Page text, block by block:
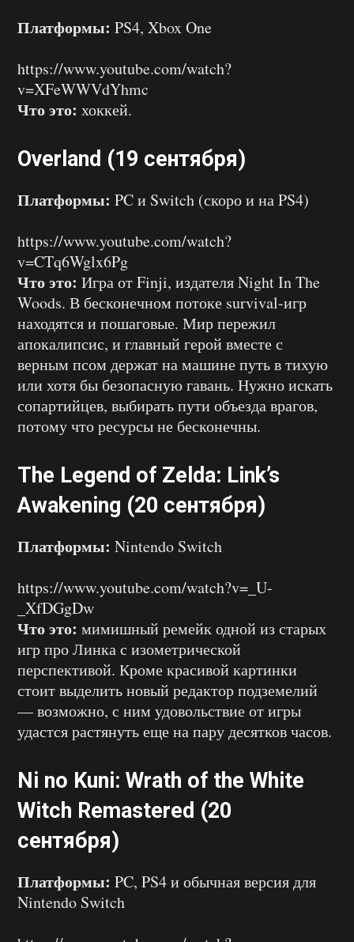
Платформы: PS4, Xbox One
https://www.youtube.com/watch?
v=XFeWWVdYhmc
Что это: хоккей.
Overland (19 сентября)
Платформы: PC и Switch (скоро и на PS4)
https://www.youtube.com/watch?
v=CTq6Wglx6Pg
Что это: Игра от Finji, издателя Night In The
Woods. В бесконечном потоке survival-игр
находятся и пошаговые. Мир пережил
апокалипсис, и главный герой вместе с
верным псом держат на машине путь в тихую
или хотя бы безопасную гавань. Нужно искать
сопартийцев, выбирать пути объезда врагов,
потому что ресурсы не бесконечны.
The Legend of Zelda: Link’s
Awakening (20 сентября)
Платформы: Nintendo Switch
https://www.youtube.com/watch?v=_U-
_XfDGgDw
Что это: мимишный ремейк одной из старых
игр про Линка с изометрической
перспективой. Кроме красивой картинки
стоит выделить новый редактор подземелий
— возможно, с ним удовольствие от игры
удастся растянуть еще на пару десятков часов.
Ni no Kuni: Wrath of the White
Witch Remastered (20
сентября)
Платформы: PC, PS4 и обычная версия для
Nintendo Switch